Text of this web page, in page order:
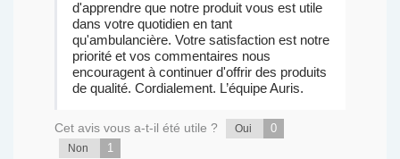
d'apprendre que notre produit vous est utile
dans votre quotidien en tant
qu'ambulancière. Votre satisfaction est notre
priorité et vos commentaires nous
encouragent à continuer d'offrir des produits
de qualité. Cordialement. L’équipe Auris.
Cet avis vous a-t-il été utile ? Oui 0
Non 1